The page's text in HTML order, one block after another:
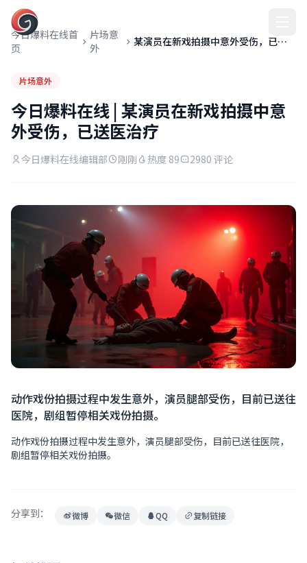
今日爆料在线首
页
片场意
外
某演员在新戏拍摄中意外受伤，已送
片场意外
今日爆料在线 | 某演员在新戏拍摄中意
外受伤，已送医治疗
今日爆料在线编辑部 刚刚 热度 89 2980 评论
动作戏份拍摄过程中发生意外，演员腿部受伤，目前已送往
医院，剧组暂停相关戏份拍摄。
动作戏份拍摄过程中发生意外，演员腿部受伤，目前已送往医院，
剧组暂停相关戏份拍摄。
分享到： 微博 微信 QQ 复制链接